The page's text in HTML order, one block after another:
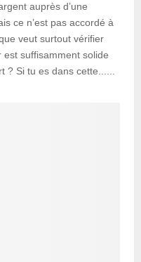
auprès d’une
ce n’est pas accordé à
veut surtout vérifier
suffisamment solide
? Si tu es dans cette......